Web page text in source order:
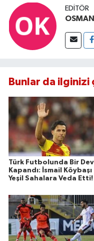
EDITÖR
Bunlar da ilginizi
Türk Futbolunda Bir
Kapandı: İsmail Köybaşı
Yeşil Sahalara Veda Etti!